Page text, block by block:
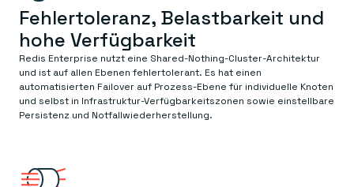
Fehlertoleranz, Belastbarkeit und
hohe Verfügbarkeit
Redis Enterprise nutzt eine Shared-Nothing-Cluster-Architektur
und ist auf allen Ebenen fehlertolerant. Es hat einen
automatisierten Failover auf Prozess-Ebene für individuelle Knoten
und selbst in Infrastruktur-Verfügbarkeitszonen sowie einstellbare
Persistenz und Notfallwiederherstellung.